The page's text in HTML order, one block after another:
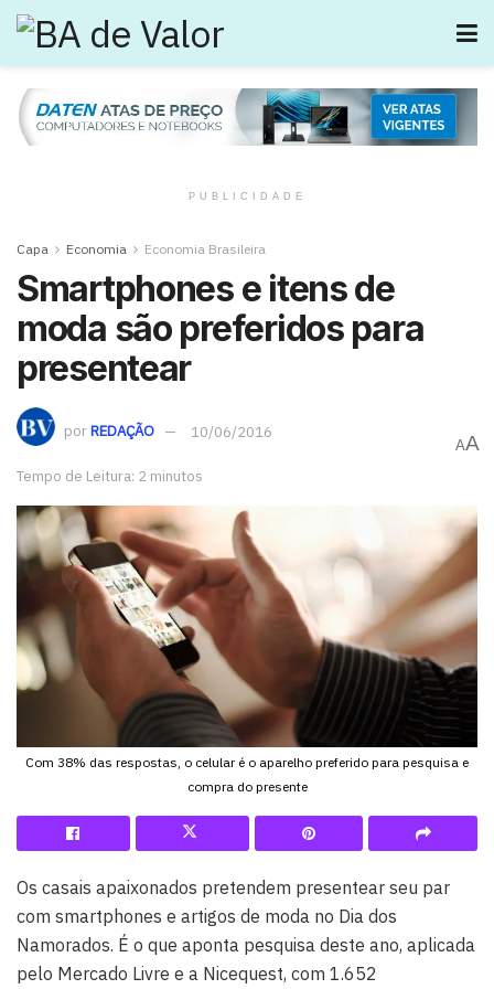
PUBLICIDADE
Capa Economia Economia Brasileira
Smartphones e itens de
moda são preferidos para
presentear
porREDAÇÃO 10/06/2016
Tempo de Leitura: 2 minutos
AA
Com 38% das respostas, o celular é o aparelho preferido para pesquisa e
compra do presente
Os casais apaixonados pretendem presentear seu par
com smartphones e artigos de moda no Dia dos
Namorados. É o que aponta pesquisa deste ano, aplicada
pelo Mercado Livre e a Nicequest, com 1.652